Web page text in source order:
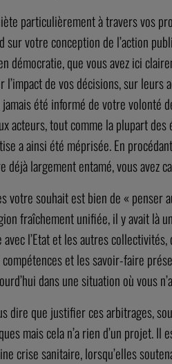
particulièrement à travers vos
sur votre conception de l’action
démocratie, que vous avez ici
de vos décisions, sur
jamais été informé de votre volonté
acteurs, tout comme la plupart
a ainsi été méprisée. En
déjà largement entamé, vous avez
votre souhait est bien de «
fraîchement unifiée, il y avait là
l’Etat et les autres
et les savoir-faire
dans une situation où vous
dire que justifier ces arbitrages,
mais cela n’a rien d’un projet.
crise sanitaire, lorsqu’elles